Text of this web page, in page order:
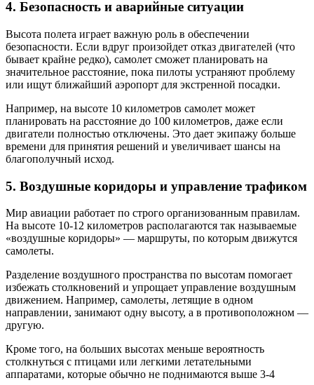
4. Безопасность и аварийные ситуации
Высота полета играет важную роль в обеспечении
безопасности. Если вдруг произойдет отказ двигателей (что
бывает крайне редко), самолет сможет планировать на
значительное расстояние, пока пилоты устраняют проблему
или ищут ближайший аэропорт для экстренной посадки.
Например, на высоте 10 километров самолет может
планировать на расстояние до 100 километров, даже если
двигатели полностью отключены. Это дает экипажу больше
времени для принятия решений и увеличивает шансы на
благополучный исход.
5. Воздушные коридоры и управление трафиком
Мир авиации работает по строго организованным правилам.
На высоте 10-12 километров располагаются так называемые
«воздушные коридоры» — маршруты, по которым движутся
самолеты.
Разделение воздушного пространства по высотам помогает
избежать столкновений и упрощает управление воздушным
движением. Например, самолеты, летящие в одном
направлении, занимают одну высоту, а в противоположном —
другую.
Кроме того, на больших высотах меньше вероятность
столкнуться с птицами или легкими летательными
аппаратами, которые обычно не поднимаются выше 3-4